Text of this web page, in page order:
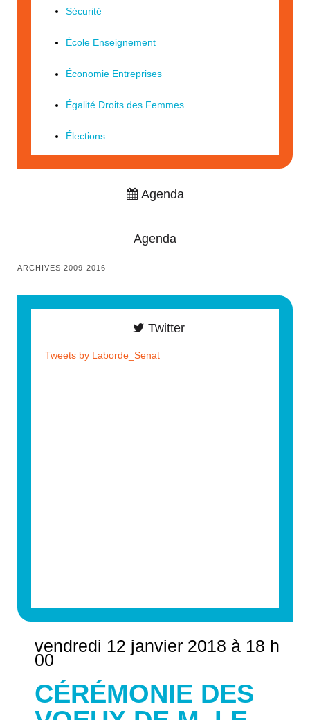
vendredi 12 janvier 2018 à 18 h
00
CÉRÉMONIE DES
Sécurité
École Enseignement
Économie Entreprises
Égalité Droits des Femmes
Élections
Agenda
Agenda
ARCHIVES 2009-2016
Twitter
Tweets by Laborde_Senat